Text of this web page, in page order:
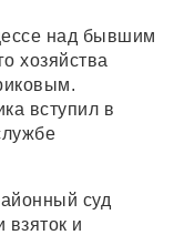
над бывшим
хозяйства
вступил в
суд
взяток и